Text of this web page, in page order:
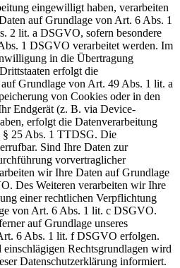
eingewilligt haben, verarbeiten
auf Grundlage von Art. 6 Abs. 1
2 lit. a DSGVO, sofern besondere
1 DSGVO verarbeitet werden. Im
in die Übertragung
erfolgt die
Grundlage von Art. 49 Abs. 1 lit. a
von Cookies oder in den
Endgerät (z. B. via Device-
erfolgt die Datenverarbeitung
§ 25 Abs. 1 TTDSG. Die
Sind Ihre Daten zur
vorvertraglicher
wir Ihre Daten auf Grundlage
Des Weiteren verarbeiten wir Ihre
einer rechtlichen Verpflichtung
von Art. 6 Abs. 1 lit. c DSGVO.
auf Grundlage unseres
6 Abs. 1 lit. f DSGVO erfolgen.
Rechtsgrundlagen wird
Datenschutzerklärung informiert.